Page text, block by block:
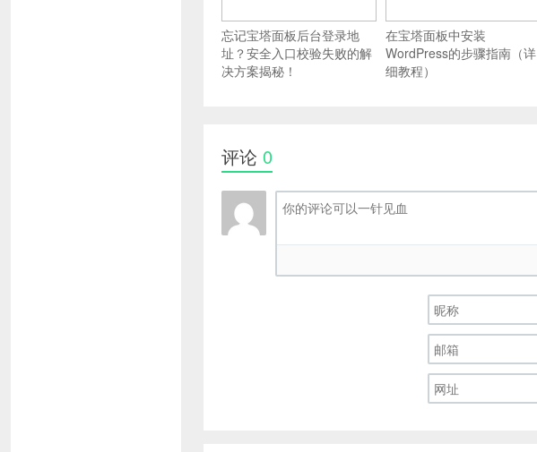
忘记宝塔面板后台登录地
址？安全入口校验失败的解
决方案揭秘！
在宝塔面板中安装
WordPress的步骤指南（详
细教程）
评论 0